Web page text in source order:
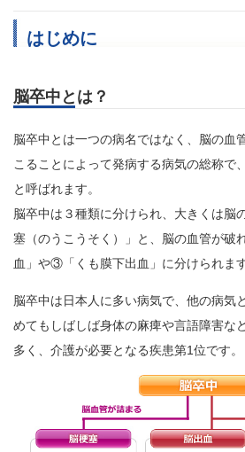
はじめに
脳卒中とは？
脳卒中とは一つの病名ではなく、脳の血
こることによって発病する病気の総称で
と呼ばれます。
脳卒中は３種類に分けられ、大きくは脳
塞（のうこうそく）」と、脳の血管が破
血」や③「くも膜下出血」に分けられます
脳卒中は日本人に多い病気で、他の病気
めてもしばしば身体の麻痺や言語障害な
多く、介護が必要となる疾患第1位です。